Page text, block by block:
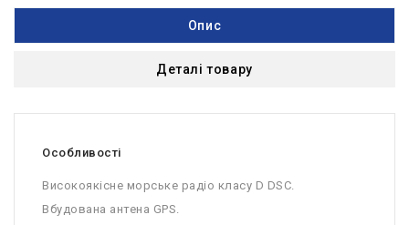
Опис
Деталі товару
Особливості
Високоякісне морське радіо класу D DSC.
Вбудована антена GPS.